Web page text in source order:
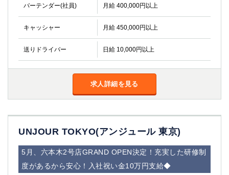
バーテンダー(社員) 月給 400,000円以上
キャッシャー 月給 450,000円以上
送りドライバー 日給 10,000円以上
求人詳細を見る
UNJOUR TOKYO(アンジュール 東京)
5月、六本木2号店GRAND OPEN決定！充実した研修制
度があるから安心！入社祝い金10万円支給◆
柏（東口）
下総中山
茂原
松戸
八千代台
本八幡
栃木県
小山
東武宇都宮（宇都宮西口）
群馬県